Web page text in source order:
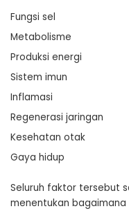
Fungsi sel
Metabolisme
Produksi energi
Sistem imun
Inflamasi
Regenerasi jaringan
Kesehatan otak
Gaya hidup
Seluruh faktor tersebut
menentukan